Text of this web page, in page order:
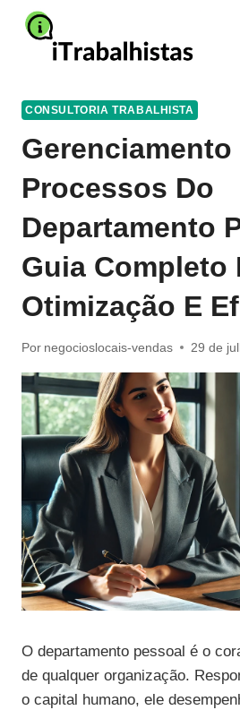
Pular
para
CONSULTORIA TRABALHISTA
Gerenciamento
Processos Do
Departamento
Guia Completo
Otimização E
Por negocioslocais-vendas 29 de
O departamento pessoal é o
de qualquer organização.
o capital humano, ele